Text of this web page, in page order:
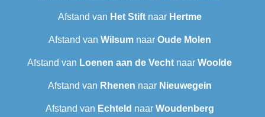
Afstand van Het Stiftnaar Hertme
Afstand van Wilsumnaar Oude Molen
Afstand van Loenen aan de Vecht naar Woolde
Afstand van Rhenen naar Nieuwegein
Afstand van Echteld naar Woudenberg